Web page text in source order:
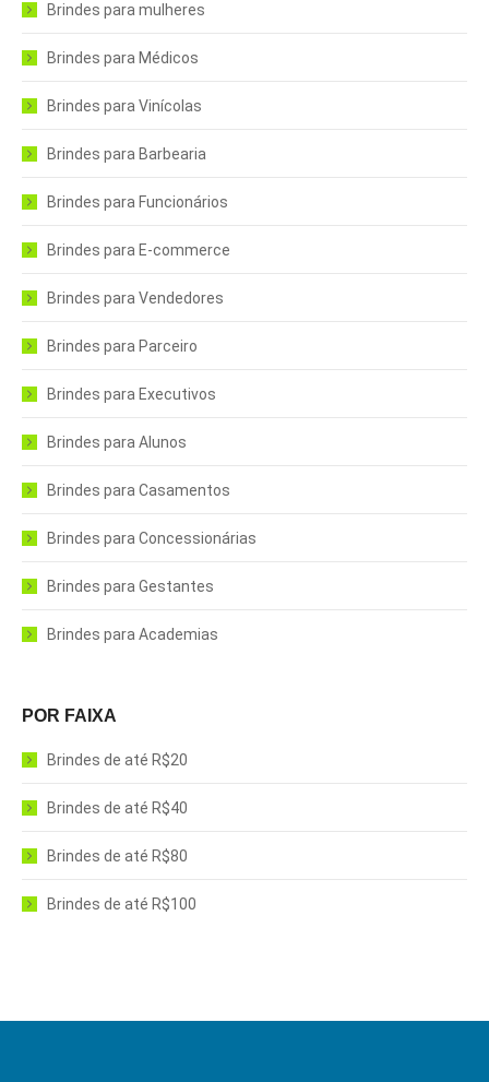
Brindes para mulheres
Brindes para Médicos
Brindes para Vinícolas
Brindes para Barbearia
Brindes para Funcionários
Brindes para E-commerce
Brindes para Vendedores
Brindes para Parceiro
Brindes para Executivos
Brindes para Alunos
Brindes para Casamentos
Brindes para Concessionárias
Brindes para Gestantes
Brindes para Academias
POR FAIXA
Brindes de até R$20
Brindes de até R$40
Brindes de até R$80
Brindes de até R$100